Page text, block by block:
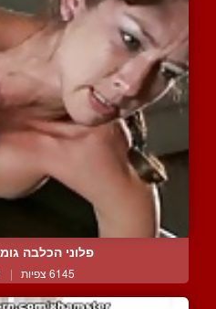
פלוני הכלבה
6145 צפיות |